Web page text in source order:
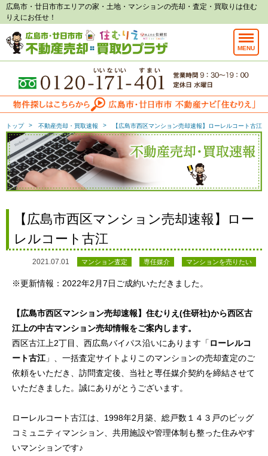
広島市・廿日市市エリアの家・土地・マンションの売却・査定・買取りは住む
りえにお任せ！
MENU
トップ 不動産売却・買取速報 【広島市西区マンション売却速報】ローレルコート古江
【広島市西区マンション売却速報】ロー
レルコート古江
2021.07.01 マンション査定 専任媒介 マンションを売りたい
※更新情報：2022年2月7日ご成約いただきました。
【広島市西区マンション売却速報】 住むりえ(住研社)から西区古
江上の中古マンション売却情報をご案内します。
西区古江上2丁目、西広島バイパス沿いにあります「 ローレルコ
ート古江 」、一括査定サイトよりこのマンションの売却査定のご
依頼をいただき、訪問査定後、当社と専任媒介契約を締結させて
いただきました。誠にありがとうございます。
ローレルコート古江は、1998年2月築、総戸数１４３戸のビッグ
コミュニティマンション、共用施設や管理体制も整った住みやす
いマンションです♪